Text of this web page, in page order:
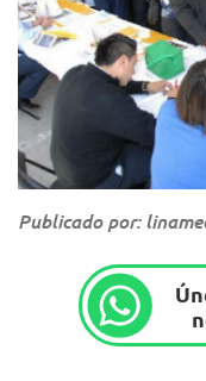
Publicado por: